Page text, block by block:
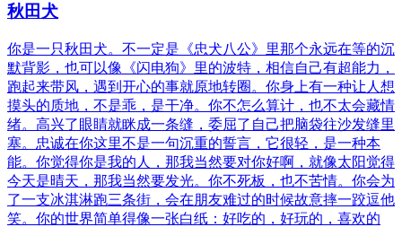
秋田犬
你是一只秋田犬。不一定是《忠犬八公》里那个永远在等的沉
默背影，也可以像《闪电狗》里的波特，相信自己有超能力，
跑起来带风，遇到开心的事就原地转圈。你身上有一种让人想
摸头的质地，不是乖，是干净。你不怎么算计，也不太会藏情
绪。高兴了眼睛就眯成一条缝，委屈了自己把脑袋往沙发缝里
塞。忠诚在你这里不是一句沉重的誓言，它很轻，是一种本
能。你觉得你是我的人，那我当然要对你好啊，就像太阳觉得
今天是晴天，那我当然要发光。你不死板，也不苦情。你会为
了一支冰淇淋跑三条街，会在朋友难过的时候故意摔一跤逗他
笑。你的世界简单得像一张白纸：好吃的，好玩的，喜欢的